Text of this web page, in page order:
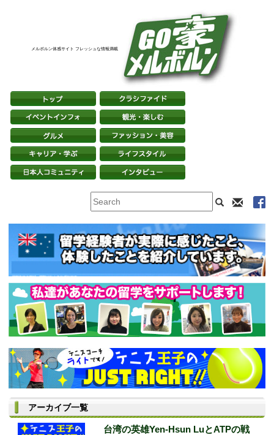
メルボルン体感サイト フレッシュな情報満載
アーカイブ一覧
台湾の英雄Yen-Hsun LuとATPの戦